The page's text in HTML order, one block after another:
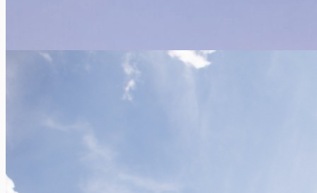
A la découverte du Kirghizstan